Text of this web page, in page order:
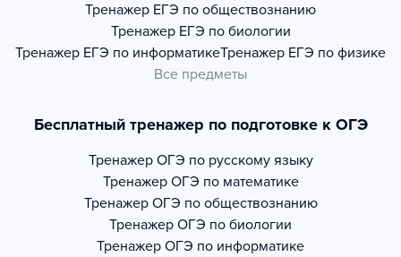
Тренажер ЕГЭ по обществознанию
Тренажер ЕГЭ по биологии
Тренажер ЕГЭ по информатикеТренажер ЕГЭ по физике
Все предметы
Бесплатный тренажер по подготовке к ОГЭ
Тренажер ОГЭ по русскому языку
Тренажер ОГЭ по математике
Тренажер ОГЭ по обществознанию
Тренажер ОГЭ по биологии
Тренажер ОГЭ по информатике